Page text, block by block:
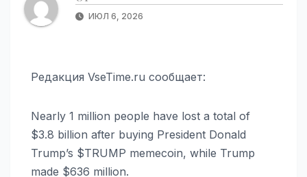
ИЮЛ 6, 2026
Редакция VseTime.ru сообщает:
Nearly 1 million people have lost a total of
$3.8 billion after buying President Donald
Trump’s $TRUMP memecoin, while Trump
made $636 million.